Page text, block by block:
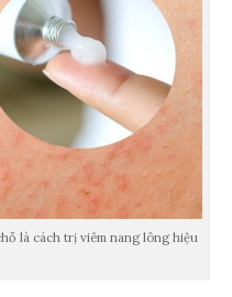
là cách trị viêm nang lông hiệu